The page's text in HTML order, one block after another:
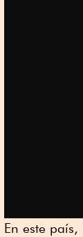
En este